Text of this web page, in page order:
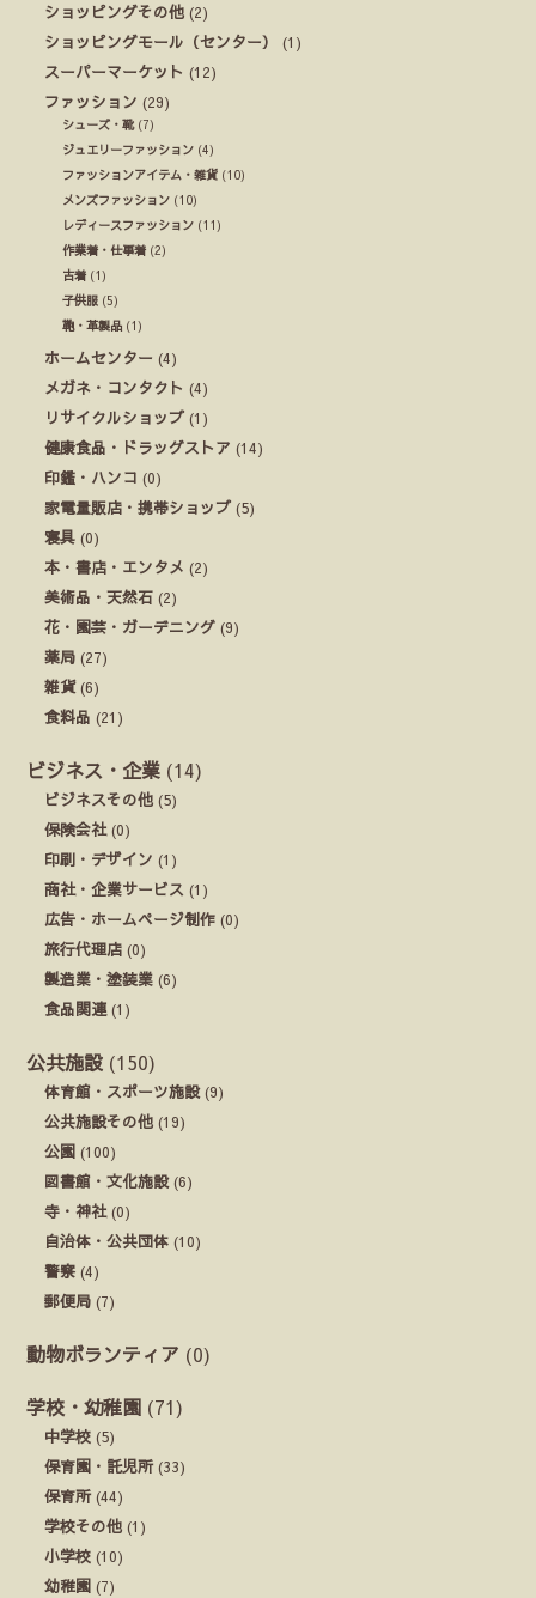
ショッピングその他 (2)
ショッピングモール（センター）
(1)
スーパーマーケット (12)
ファッション (29)
シューズ・靴(7)
ジュエリーファッション (4)
ファッションアイテム・雑貨 (10)
メンズファッション (10)
レディースファッション (11)
作業着・仕事着 (2)
古着 (1)
子供服 (5)
鞄・革製品 (1)
ホームセンター (4)
メガネ・コンタクト (4)
リサイクルショップ (1)
健康食品・ドラッグストア (14)
印鑑・ハンコ (0)
家電量販店・携帯ショップ (5)
寝具 (0)
本・書店・エンタメ (2)
美術品・天然石 (2)
花・園芸・ガーデニング (9)
薬局 (27)
雑貨(6)
食料品 (21)
ビジネス・企業 (14)
ビジネスその他 (5)
保険会社(0)
印刷・デザイン (1)
商社・企業サービス (1)
広告・ホームページ制作 (0)
旅行代理店 (0)
製造業・塗装業 (6)
食品関連(1)
公共施設 (150)
体育館・スポーツ施設(9)
公共施設その他 (19)
公園 (100)
図書館・文化施設(6)
寺・神社(0)
自治体・公共団体 (10)
警察 (4)
郵便局 (7)
動物ボランティア (0)
学校・幼稚園 (71)
中学校 (5)
保育園・託児所(33)
保育所(44)
学校その他 (1)
小学校 (10)
幼稚園 (7)